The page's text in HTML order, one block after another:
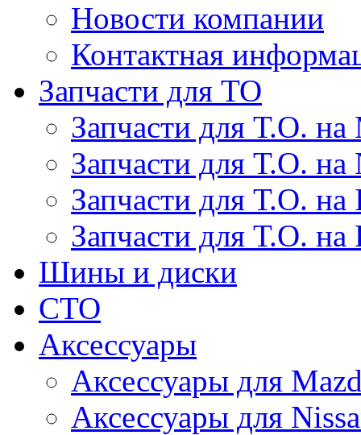
Новости компании
Контактная
Запчасти для ТО
Запчасти для Т.О. на
Запчасти для Т.О. на
Запчасти для Т.О.
Запчасти для Т.О. на
Шины и диски
СТО
Аксессуары
Аксессуары для
Аксессуары для